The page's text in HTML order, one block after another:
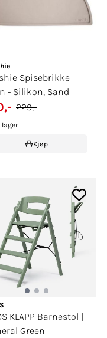
Spisebrikke
- Silikon, Sand
229,-
lager
Kjøp
KLAPP Barnestol |
Green